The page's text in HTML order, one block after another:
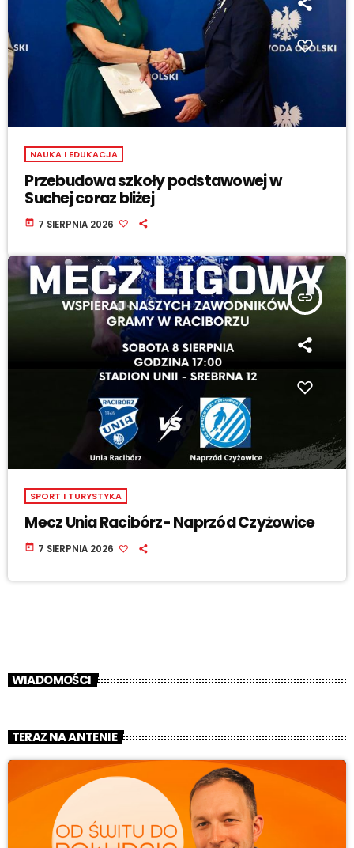
NAUKA I EDUKACJA
Przebudowa szkoły podstawowej w
Suchej coraz bliżej
today 7 SIERPNIA 2026
insert_link
SPORT I TURYSTYKA
Mecz Unia Racibórz- Naprzód Czyżowice
today 7 SIERPNIA 2026
WIADOMOŚCI
TERAZ NA ANTENIE